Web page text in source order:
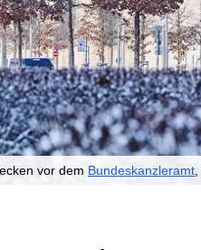
vor dem Bundeskanzleramt